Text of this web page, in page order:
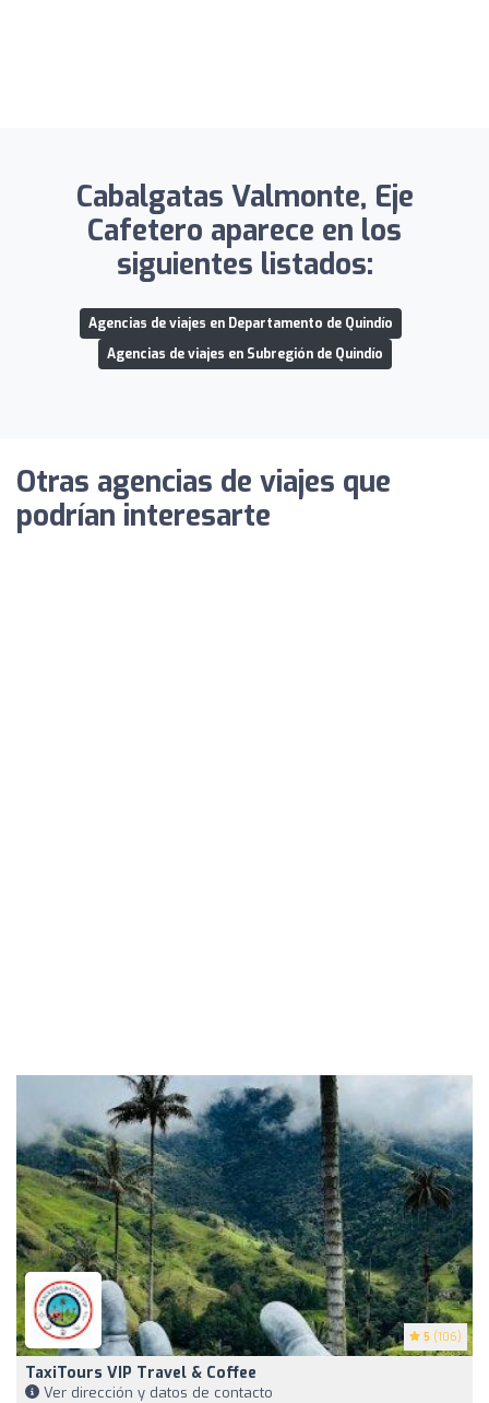
Cabalgatas Valmonte, Eje
Cafetero aparece en los
siguientes listados:
Agencias de viajes en Departamento de Quindío
Agencias de viajes en Subregión de Quindío
Otras agencias de viajes que
podrían interesarte
5 (106)
TaxiTours VIP Travel & Coffee
Ver dirección y datos de contacto